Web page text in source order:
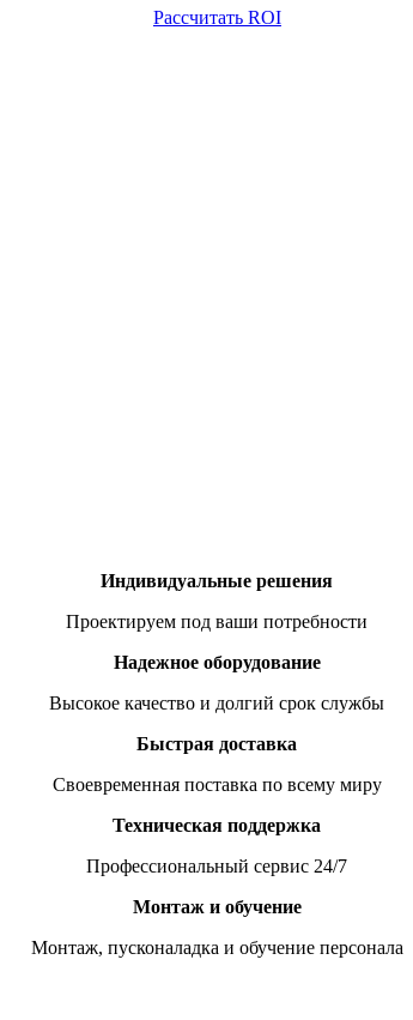
Рассчитать ROI
Индивидуальные решения
Проектируем под ваши потребности
Надежное оборудование
Высокое качество и долгий срок службы
Быстрая доставка
Своевременная поставка по всему миру
Техническая поддержка
Профессиональный сервис 24/7
Монтаж и обучение
Монтаж, пусконаладка и обучение персонала